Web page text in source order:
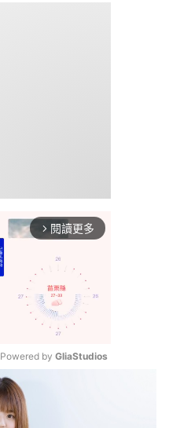
arrow_forward_ios 閱讀更多
Powered by GliaStudios